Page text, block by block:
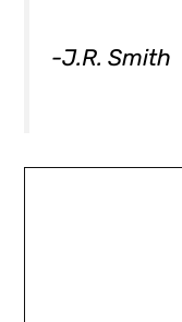
-J.R. Smith